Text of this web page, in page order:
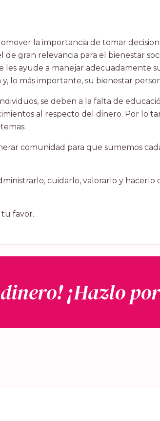
la importancia de tomar
gran relevancia para el bienestar
ayude a manejar adecuadamente
lo más importante, su bienestar
se deben a la falta de
al respecto del dinero. Por lo
comunidad para que sumemos
cuidarlo, valorarlo y
favor.
¡Hazlo